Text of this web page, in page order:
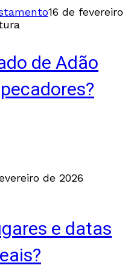
16 de fevereiro
de Adão
de 2026
e datas